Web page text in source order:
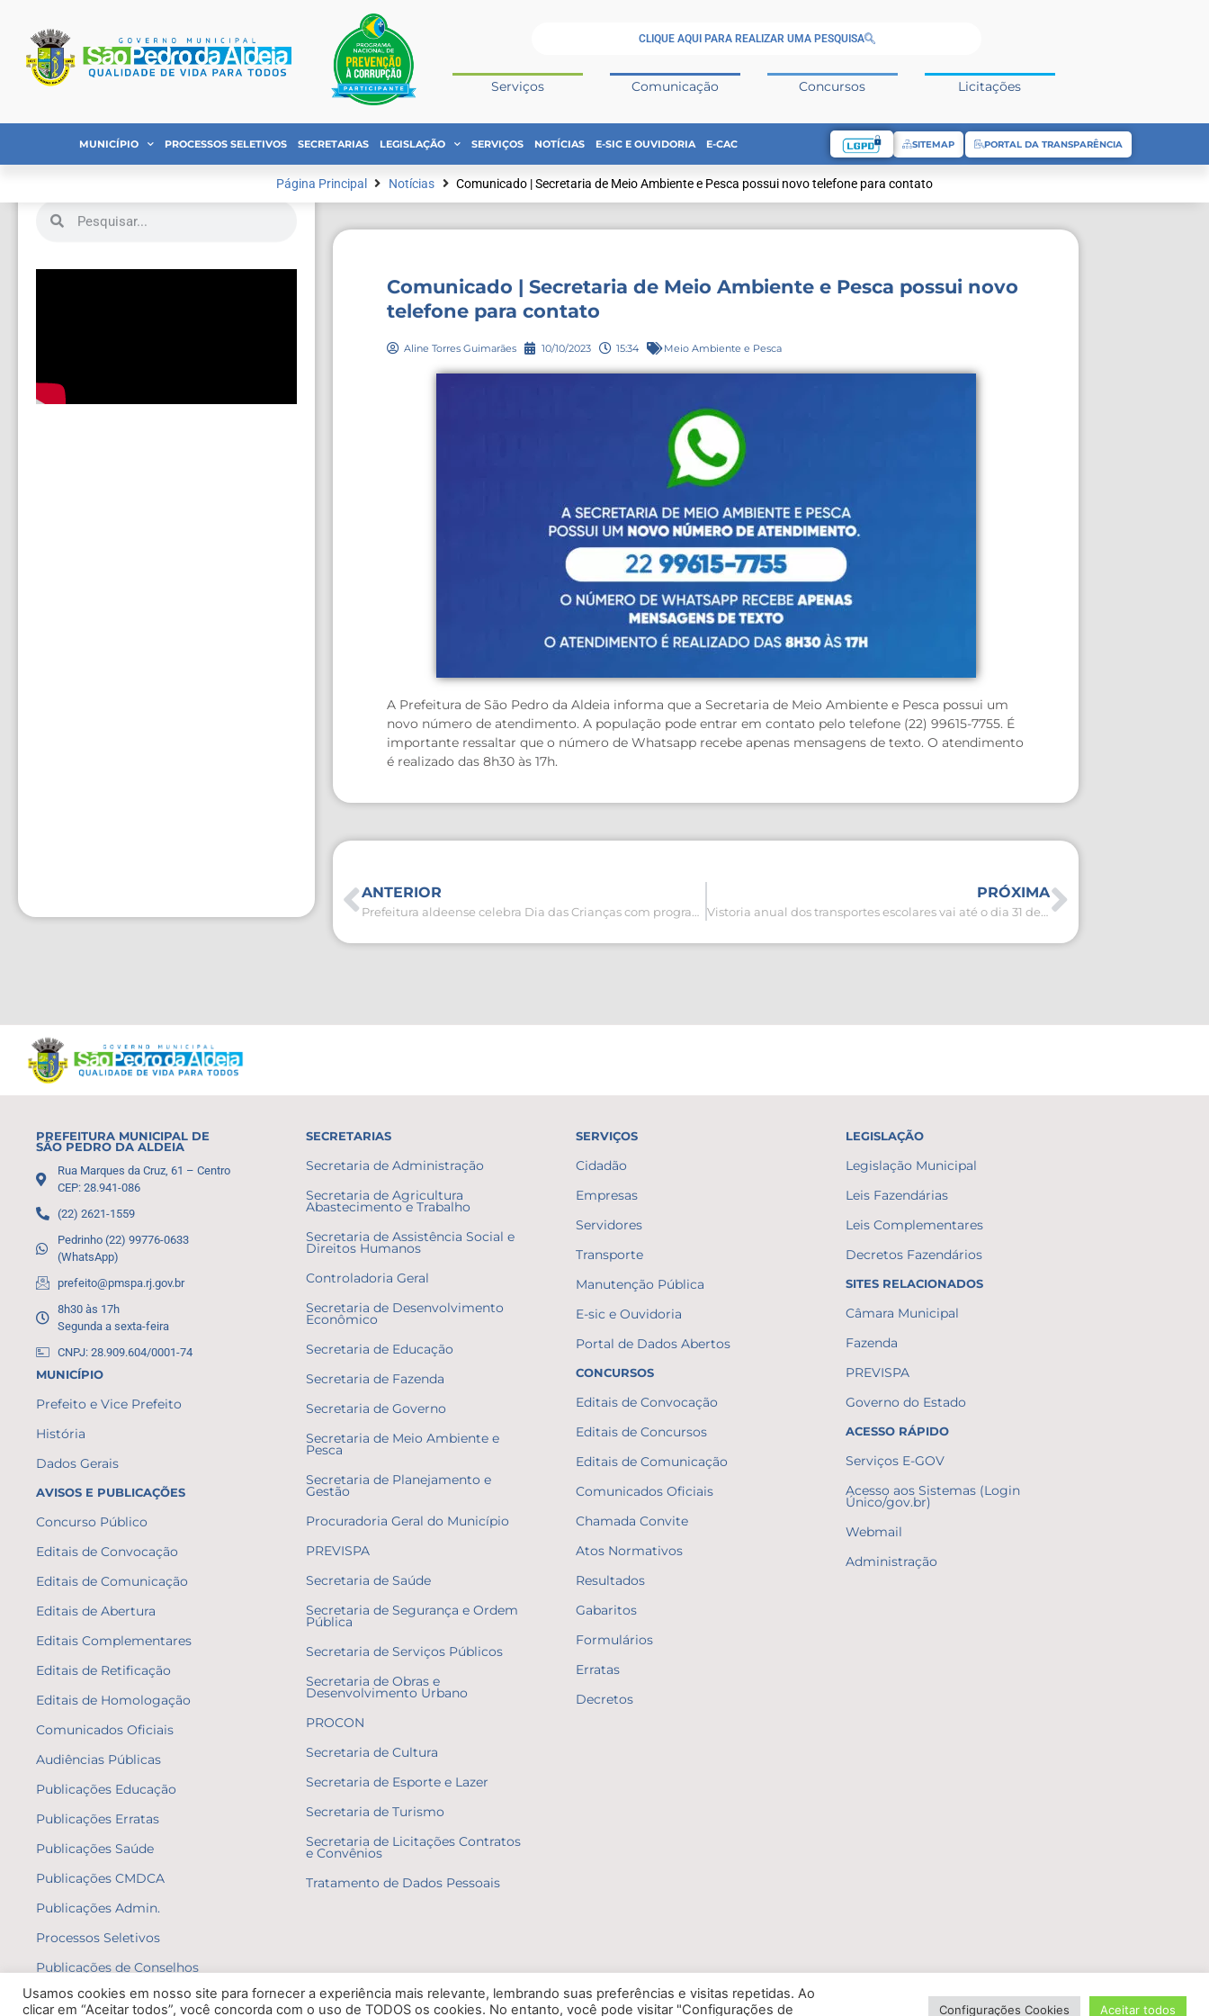
CLIQUE AQUI PARA REALIZAR UMA PESQUISA
Serviços Comunicação Concursos Licitações
MUNICÍPIO PROCESSOS SELETIVOS SECRETARIAS LEGISLAÇÃO SERVIÇOS NOTÍCIAS E-SIC E OUVIDORIA E-CAC SITEMAP PORTAL DA TRANSPARÊNCIA
Página Principal Notícias Comunicado | Secretaria de Meio Ambiente e Pesca possui novo telefone para contato
Comunicado | Secretaria de Meio Ambiente e Pesca possui novo
telefone para contato
Aline Torres Guimarães 10/10/2023 15:34 Meio Ambiente e Pesca
A Prefeitura de São Pedro da Aldeia informa que a Secretaria de Meio Ambiente e Pesca possui um
novo número de atendimento. A população pode entrar em contato pelo telefone (22) 99615-7755. É
importante ressaltar que o número de Whatsapp recebe apenas mensagens de texto. O atendimento
é realizado das 8h30 às 17h.
ANTERIOR PRÓXIMA
PREFEITURA MUNICIPAL DE
SÃO PEDRO DA ALDEIA
Rua Marques da Cruz, 61 – Centro
CEP: 28.941-086
(22) 2621-1559
Pedrinho (22) 99776-0633
(WhatsApp)
prefeito@pmspa.rj.gov.br
8h30 às 17h
Segunda a sexta-feira
CNPJ: 28.909.604/0001-74
MUNICÍPIO
Prefeito e Vice Prefeito
História
Dados Gerais
AVISOS E PUBLICAÇÕES
Concurso Público
Editais de Convocação
Editais de Comunicação
Editais de Abertura
Editais Complementares
Editais de Retificação
Editais de Homologação
Comunicados Oficiais
Audiências Públicas
Publicações Educação
Publicações Erratas
Publicações Saúde
Publicações CMDCA
Publicações Admin.
Processos Seletivos
Publicações de Conselhos
SECRETARIAS
Secretaria de Administração
Secretaria de Agricultura
Abastecimento e Trabalho
Secretaria de Assistência Social e
Direitos Humanos
Controladoria Geral
Secretaria de Desenvolvimento
Econômico
Secretaria de Educação
Secretaria de Fazenda
Secretaria de Governo
Secretaria de Meio Ambiente e
Pesca
Secretaria de Planejamento e
Gestão
Procuradoria Geral do Município
PREVISPA
Secretaria de Saúde
Secretaria de Segurança e Ordem
Pública
Secretaria de Serviços Públicos
Secretaria de Obras e
Desenvolvimento Urbano
PROCON
Secretaria de Cultura
Secretaria de Esporte e Lazer
Secretaria de Turismo
Secretaria de Licitações Contratos
e Convênios
Tratamento de Dados Pessoais
SERVIÇOS
Cidadão
Empresas
Servidores
Transporte
Manutenção Pública
E-sic e Ouvidoria
Portal de Dados Abertos
CONCURSOS
Editais de Convocação
Editais de Concursos
Editais de Comunicação
Comunicados Oficiais
Chamada Convite
Atos Normativos
Resultados
Gabaritos
Formulários
Erratas
Decretos
LEGISLAÇÃO
Legislação Municipal
Leis Fazendárias
Leis Complementares
Decretos Fazendários
SITES RELACIONADOS
Câmara Municipal
Fazenda
PREVISPA
Governo do Estado
ACESSO RÁPIDO
Serviços E-GOV
Acesso aos Sistemas (Login
Único/gov.br)
Webmail
Administração
Usamos cookies em nosso site para fornecer a experiência mais relevante, lembrando suas preferências e visitas repetidas. Ao
clicar em “Aceitar todos”, você concorda com o uso de TODOS os cookies. No entanto, você pode visitar "Configurações de
Configurações Cookies Aceitar todos